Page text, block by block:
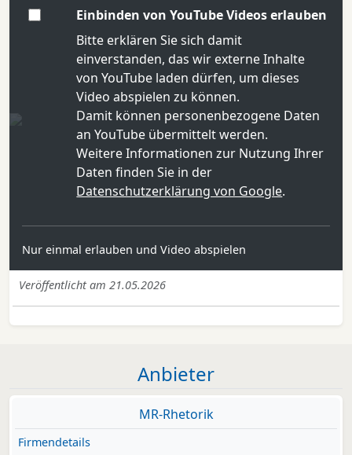
Einbinden von YouTube Videos erlauben
Bitte erklären Sie sich damit
einverstanden, das wir externe Inhalte
von YouTube laden dürfen, um dieses
Video abspielen zu können.
Damit können personenbezogene Daten
an YouTube übermittelt werden.
Weitere Informationen zur Nutzung Ihrer
Daten finden Sie in der
Datenschutzerklärung von Google.
Nur einmal erlauben und Video abspielen
Veröffentlicht am 21.05.2026
Anbieter
MR-Rhetorik
Firmendetails